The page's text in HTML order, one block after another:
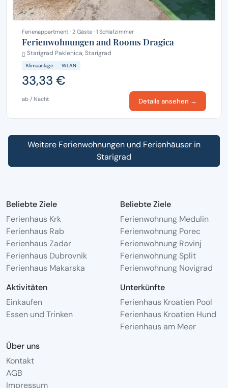
Ferienappartment · 2 Gäste · 1 Schlafzimmer
Ferienwohnungen and Rooms Dragica
Starigrad Paklenica, Starigrad
Klimaanlage WLAN
33,33 €
ab / Nacht Details ansehen →
Weitere Ferienwohnungen und Ferienhäuser in
Starigrad
Beliebte Ziele
Ferienhaus Krk
Ferienhaus Rab
Ferienhaus Zadar
Ferienhaus Dubrovnik
Ferienhaus Makarska
Beliebte Ziele
Ferienwohnung Medulin
Ferienwohnung Porec
Ferienwohnung Rovinj
Ferienwohnung Split
Ferienwohnung Novigrad
Aktivitäten
Einkaufen
Essen und Trinken
Unterkünfte
Ferienhaus Kroatien Pool
Ferienhaus Kroatien Hund
Ferienhaus am Meer
Über uns
Kontakt
AGB
Impressum